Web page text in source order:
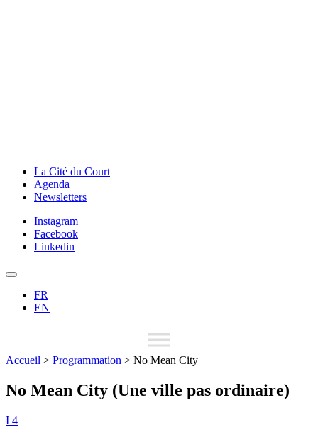
La Cité du Court
Agenda
Newsletters
Instagram
Facebook
Linkedin
FR
EN
Accueil > Programmation > No Mean City
No Mean City (Une ville pas ordinaire)
I 4